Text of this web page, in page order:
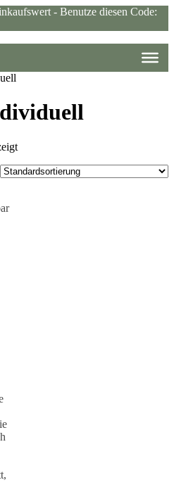
- Benutze diesen Code: